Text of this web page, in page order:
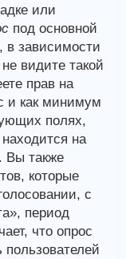
или
под основной
зависимости
видите такой
прав на
и как минимум
полях,
на
Вы также
которые
с
период
что опрос